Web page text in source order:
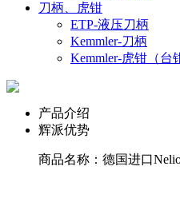
刀柄、虎钳
ETP-液压刀柄
Kemmler-刀柄
Kemmler-虎钳（台
产品介绍
辉派优势
商品名称：德国进口